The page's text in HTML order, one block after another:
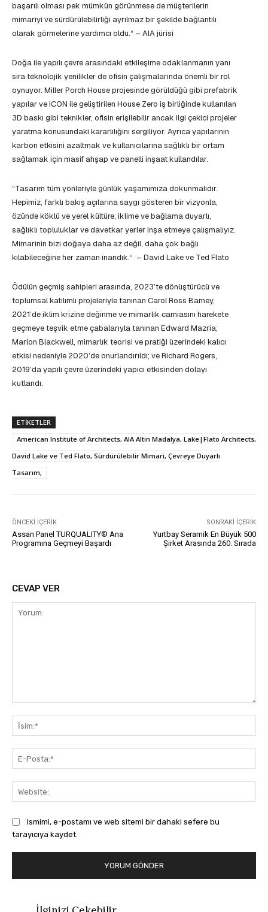
başarılı olması pek mümkün görünmese de müşterilerin
mimariyi ve sürdürülebilirliği ayrılmaz bir şekilde bağlantılı
olarak görmelerine yardımcı oldu.“ – AIA jürisi
Doğa ile yapılı çevre arasındaki etkileşime odaklanmanın yanı
sıra teknolojik yenilikler de ofisin çalışmalarında önemli bir rol
oynuyor. Miller Porch House projesinde görüldüğü gibi prefabrik
yapılar ve ICON ile geliştirilen House Zero iş birliğinde kullanılan
3D baskı gibi teknikler, ofisin erişilebilir ancak ilgi çekici projeler
yaratma konusundaki kararlılığını sergiliyor. Ayrıca yapılarının
karbon etkisini azaltmak ve kullanıcılarına sağlıklı bir ortam
sağlamak için masif ahşap ve panelli inşaat kullandılar.
“Tasarım tüm yönleriyle günlük yaşamımıza dokunmalıdır.
Hepimiz, farklı bakış açılarına saygı gösteren bir vizyonla,
özünde köklü ve yerel kültüre, iklime ve bağlama duyarlı,
sağlıklı topluluklar ve davetkar yerler inşa etmeye çalışmalıyız.
Mimarinin bizi doğaya daha az değil, daha çok bağlı
kılabileceğine her zaman inandık.“ – David Lake ve Ted Flato
Ödülün geçmiş sahipleri arasında, 2023’te dönüştürücü ve
toplumsal katılımlı projeleriyle tanınan Carol Ross Barney,
2021’de iklim krizine değinme ve mimarlık camiasını harekete
geçmeye teşvik etme çabalarıyla tanınan Edward Mazria;
Marlon Blackwell, mimarlık teorisi ve pratiği üzerindeki kalıcı
etkisi nedeniyle 2020’de onurlandırıldı; ve Richard Rogers,
2019’da yapılı çevre üzerindeki yapıcı etkisinden dolayı
kutlandı.
ETIKETLER
American Institute of Architects, AIA Altın Madalya, Lake|Flato Architects,
David Lake ve Ted Flato, Sürdürülebilir Mimari, Çevreye Duyarlı
Tasarım,
ÖNCEKI İÇERIK
Assan Panel TURQUALITY® Ana
Programına Geçmeyi Başardı
SONRAKI İÇERIK
Yurtbay Seramik En Büyük 500
Şirket Arasında 260. Sırada
CEVAP VER
Ismimi, e-postamı ve web sitemi bir dahaki sefere bu
tarayıcıya kaydet.